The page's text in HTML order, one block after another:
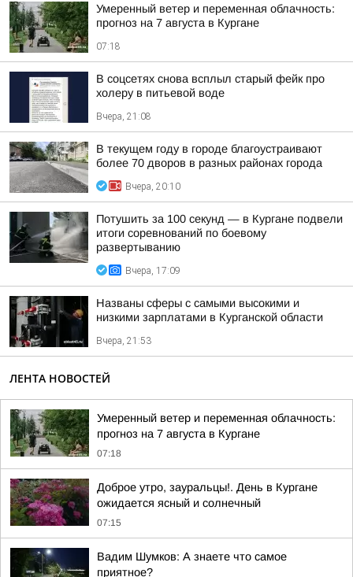
Умеренный ветер и переменная облачность:
прогноз на 7 августа в Кургане
07:18
В соцсетях снова всплыл старый фейк про
холеру в питьевой воде
Вчера, 21:08
В текущем году в городе благоустраивают
более 70 дворов в разных районах города
Вчера, 20:10
Потушить за 100 секунд — в Кургане подвели
итоги соревнований по боевому
развертыванию
Вчера, 17:09
Названы сферы с самыми высокими и
низкими зарплатами в Курганской области
Вчера, 21:53
ЛЕНТА НОВОСТЕЙ
Умеренный ветер и переменная облачность:
прогноз на 7 августа в Кургане
07:18
Доброе утро, зауральцы!. День в Кургане
ожидается ясный и солнечный
07:15
Вадим Шумков: А знаете что самое
приятное?